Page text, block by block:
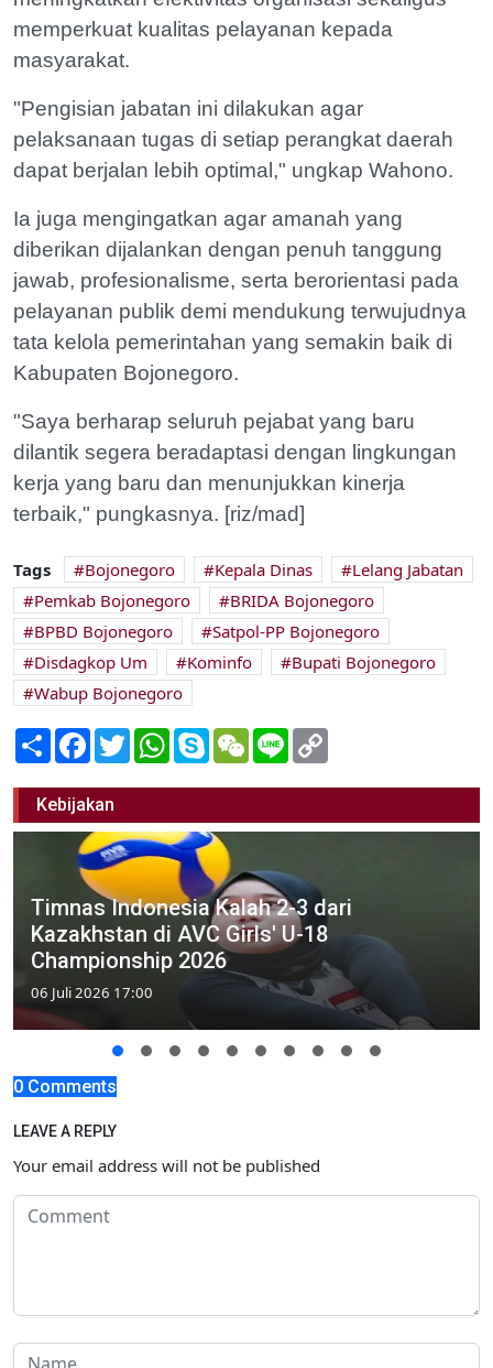
memperkuat kualitas pelayanan kepada
masyarakat.
"Pengisian jabatan ini dilakukan agar
pelaksanaan tugas di setiap perangkat daerah
dapat berjalan lebih optimal," ungkap Wahono.
Ia juga mengingatkan agar amanah yang
diberikan dijalankan dengan penuh tanggung
jawab, profesionalisme, serta berorientasi pada
pelayanan publik demi mendukung terwujudnya
tata kelola pemerintahan yang semakin baik di
Kabupaten Bojonegoro.
"Saya berharap seluruh pejabat yang baru
dilantik segera beradaptasi dengan lingkungan
kerja yang baru dan menunjukkan kinerja
terbaik," pungkasnya. [riz/mad]
Tags Bojonegoro Kepala Dinas
Lelang Jabatan
Pemkab Bojonegoro
BRIDA Bojonegoro
BPBD Bojonegoro
Satpol-PP Bojonegoro
Disdagkop Um
Kominfo
Bupati Bojonegoro
Wabup Bojonegoro
Share Facebook
TwitterWhatsApp
SkypeWeChatLine
Kebijakan
Timnas Indonesia Kalah 2-3 dari
Kazakhstan di AVC Girls' U-18
Championship 2026
06 Juli 2026 17:00
0 Comments
LEAVE A REPLY
Your email address will not be published